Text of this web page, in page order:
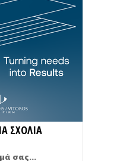
ΣΧΟΛΙΑ
σας...